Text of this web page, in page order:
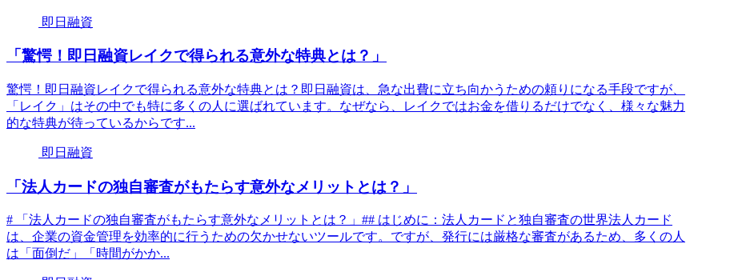
即日融資
「驚愕！即日融資レイクで得られる意外な特典とは？」
驚愕！即日融資レイクで得られる意外な特典とは？即日融資は、急な出費に立ち向かうための頼りになる手段ですが、
「レイク」はその中でも特に多くの人に選ばれています。なぜなら、レイクではお金を借りるだけでなく、様々な魅力
的な特典が待っているからです...
即日融資
「法人カードの独自審査がもたらす意外なメリットとは？」
# 「法人カードの独自審査がもたらす意外なメリットとは？」## はじめに：法人カードと独自審査の世界法人カード
は、企業の資金管理を効率的に行うための欠かせないツールです。ですが、発行には厳格な審査があるため、多くの人
は「面倒だ」「時間がかか...